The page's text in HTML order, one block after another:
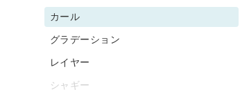
カール
グラデーション
レイヤー
シャギー